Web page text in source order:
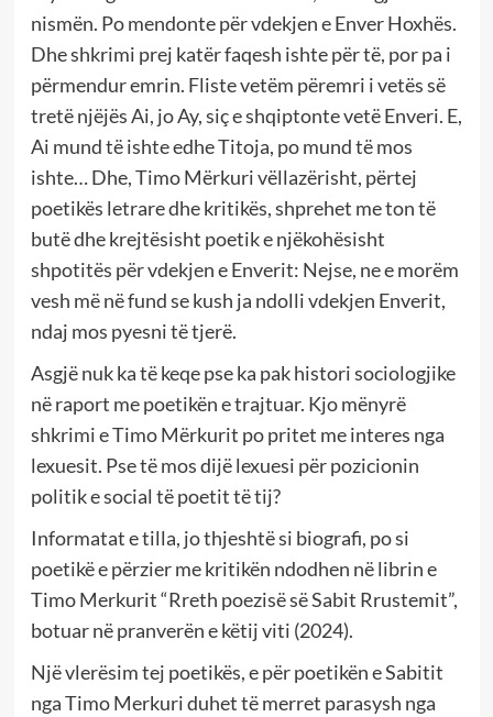
nismën. Po mendonte për vdekjen e Enver Hoxhës.
Dhe shkrimi prej katër faqesh ishte për të, por pa i
përmendur emrin. Fliste vetëm përemri i vetës së
tretë njëjës Ai, jo Ay, siç e shqiptonte vetë Enveri. E,
Ai mund të ishte edhe Titoja, po mund të mos
ishte… Dhe, Timo Mërkuri vëllazërisht, përtej
poetikës letrare dhe kritikës, shprehet me ton të
butë dhe krejtësisht poetik e njëkohësisht
shpotitës për vdekjen e Enverit: Nejse, ne e morëm
vesh më në fund se kush ja ndolli vdekjen Enverit,
ndaj mos pyesni të tjerë.
Asgjë nuk ka të keqe pse ka pak histori sociologjike
në raport me poetikën e trajtuar. Kjo mënyrë
shkrimi e Timo Mërkurit po pritet me interes nga
lexuesit. Pse të mos dijë lexuesi për pozicionin
politik e social të poetit të tij?
Informatat e tilla, jo thjeshtë si biografi, po si
poetikë e përzier me kritikën ndodhen në librin e
Timo Merkurit “Rreth poezisë së Sabit Rrustemit”,
botuar në pranverën e këtij viti (2024).
Një vlerësim tej poetikës, e për poetikën e Sabitit
nga Timo Merkuri duhet të merret parasysh nga